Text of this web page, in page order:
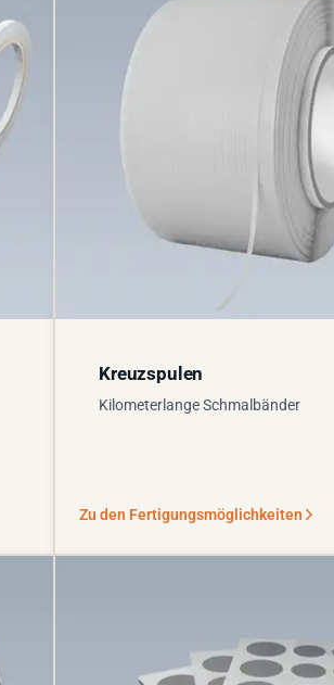
Kreuzspulen
Kilometerlange Schmalbänder
Zu den Fertigungsmöglichkeiten